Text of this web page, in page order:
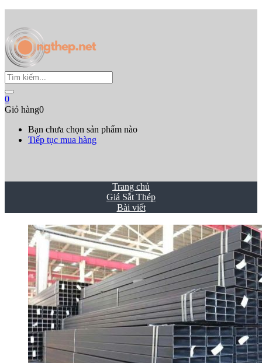
0
Giỏ hàng0
Bạn chưa chọn sản phẩm nào
Tiếp tục mua hàng
Trang chủ
Giá Sắt Thép
Bài viết